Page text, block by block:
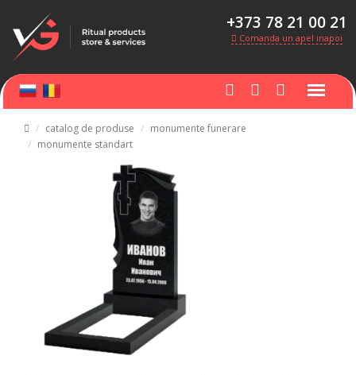
+373 78 21 00 21
Comanda un apel inapoi
catalog de produse
monumente funerare
monumente standart